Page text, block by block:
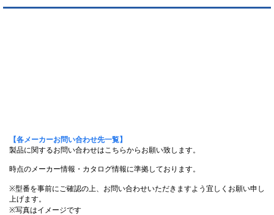
【各メーカーお問い合わせ先一覧】
製品に関するお問い合わせはこちらからお願い致します。
時点のメーカー情報・カタログ情報に準拠しております。
※型番を事前にご確認の上、お問い合わせいただきますよう宜しくお願い申し
上げます。
※写真はイメージです